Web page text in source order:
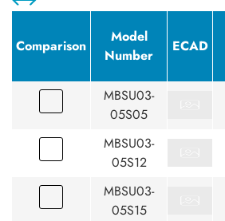
Comparison
Model
Number
ECAD
MBSU03-
05S05
MBSU03-
05S12
MBSU03-
05S15